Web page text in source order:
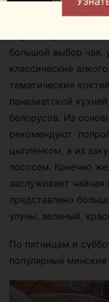
большой выбор чая,
классические
тематические
паназиатской
белорусов. Из
рекомендуют
цыпленком, а из
лососем. Конечно
заслуживает чайная
представлено
улуны, зеленый,
По пятницам и
популярные